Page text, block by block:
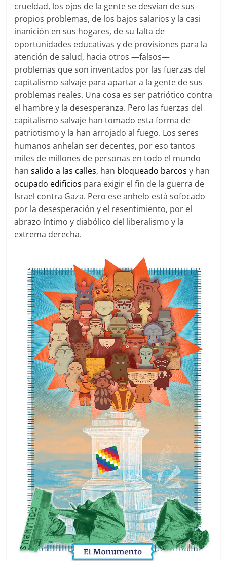
crueldad, los ojos de la gente se desvían de sus
propios problemas, de los bajos salarios y la casi
inanición en sus hogares, de su falta de
oportunidades educativas y de provisiones para la
atención de salud, hacia otros —falsos—
problemas que son inventados por las fuerzas del
capitalismo salvaje para apartar a la gente de sus
problemas reales. Una cosa es ser patriótico contra
el hambre y la desesperanza. Pero las fuerzas del
capitalismo salvaje han tomado esta forma de
patriotismo y la han arrojado al fuego. Los seres
humanos anhelan ser decentes, por eso tantos
miles de millones de personas en todo el mundo
hansalido a las calles, han bloqueado barcos y han
ocupado edificios para exigir el fin de la guerra de
Israel contra Gaza. Pero ese anhelo está sofocado
por la desesperación y el resentimiento, por el
abrazo íntimo y diabólico del liberalismo y la
extrema derecha.